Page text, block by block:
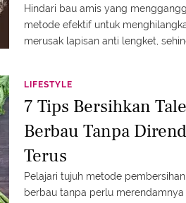
Hindari bau amis yang
metode efektif untuk
merusak lapisan anti lengket,
LIFESTYLE
7 Tips Bersihkan
Berbau Tanpa
Terus
Pelajari tujuh metode
berbau tanpa perlu